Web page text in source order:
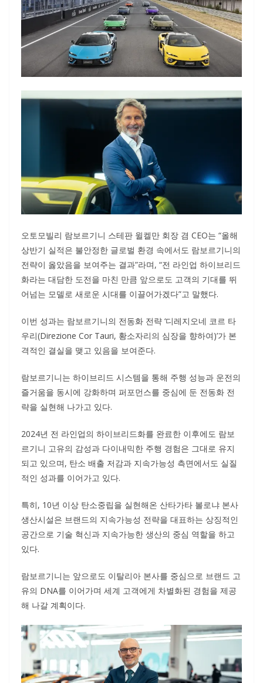
오토모빌리 람보르기니 스테판 윌켈만 회장 겸 CEO는 “올해
상반기 실적은 불안정한 글로벌 환경 속에서도 람보르기니의
전략이 옳았음을 보여주는 결과”라며, “전 라인업 하이브리드
화라는 대담한 도전을 마친 만큼 앞으로도 고객의 기대를 뛰
어넘는 모델로 새로운 시대를 이끌어가겠다”고 말했다.
이번 성과는 람보르기니의 전동화 전략 ‘디레지오네 코르 타
우리(Direzione Cor Tauri, 황소자리의 심장을 향하여)’가 본
격적인 결실을 맺고 있음을 보여준다.
람보르기니는 하이브리드 시스템을 통해 주행 성능과 운전의
즐거움을 동시에 강화하며 퍼포먼스를 중심에 둔 전동화 전
략을 실현해 나가고 있다.
2024년 전 라인업의 하이브리드화를 완료한 이후에도 람보
르기니 고유의 감성과 다이내믹한 주행 경험은 그대로 유지
되고 있으며, 탄소 배출 저감과 지속가능성 측면에서도 실질
적인 성과를 이어가고 있다.
특히, 10년 이상 탄소중립을 실현해온 산타가타 볼로냐 본사
생산시설은 브랜드의 지속가능성 전략을 대표하는 상징적인
공간으로 기술 혁신과 지속가능한 생산의 중심 역할을 하고
있다.
람보르기니는 앞으로도 이탈리아 본사를 중심으로 브랜드 고
유의 DNA를 이어가며 세계 고객에게 차별화된 경험을 제공
해 나갈 계획이다.